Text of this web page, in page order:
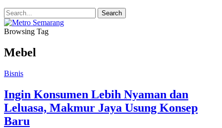
Browsing Tag
Mebel
Bisnis
Ingin Konsumen Lebih Nyaman dan
Leluasa, Makmur Jaya Usung Konsep
Baru